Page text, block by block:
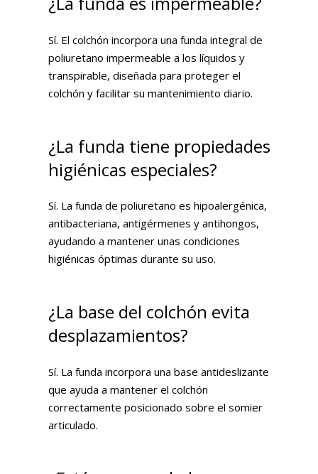
Sí. El colchón incorpora una funda integral de
poliuretano impermeable a los líquidos y
transpirable, diseñada para proteger el
colchón y facilitar su mantenimiento diario.
¿La funda tiene propiedades
higiénicas especiales?
Sí. La funda de poliuretano es hipoalergénica,
antibacteriana, antigérmenes y antihongos,
ayudando a mantener unas condiciones
higiénicas óptimas durante su uso.
¿La base del colchón evita
desplazamientos?
Sí. La funda incorpora una base antideslizante
que ayuda a mantener el colchón
correctamente posicionado sobre el somier
articulado.